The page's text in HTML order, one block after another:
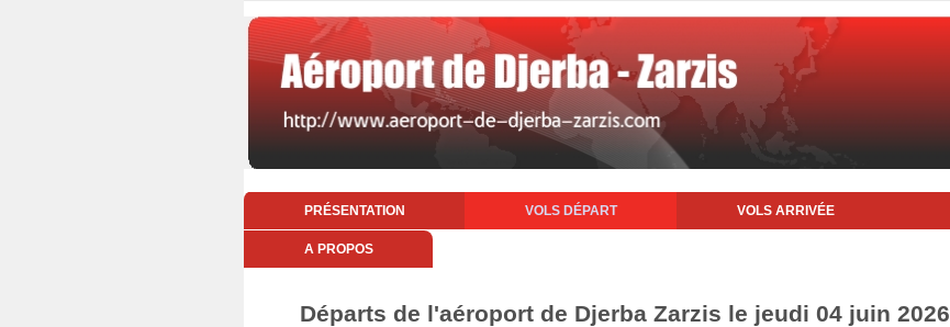
PRÉSENTATION VOLS DÉPART VOLS ARRIVÉE
A PROPOS
Départs de l'aéroport de Djerba Zarzis le jeudi 04 juin 2026